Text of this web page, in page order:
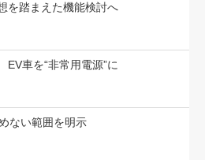
を踏まえた機能検討へ
車を“非常用電源”に
ない範囲を明示